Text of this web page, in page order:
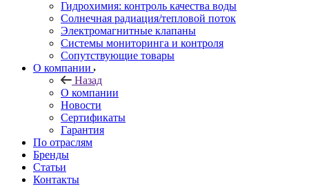
Гидрохимия: контроль качества воды
Солнечная радиация/тепловой поток
Электромагнитные клапаны
Системы мониторинга и контроля
Сопутствующие товары
О компании
Назад
О компании
Новости
Сертификаты
Гарантия
По отраслям
Бренды
Статьи
Контакты